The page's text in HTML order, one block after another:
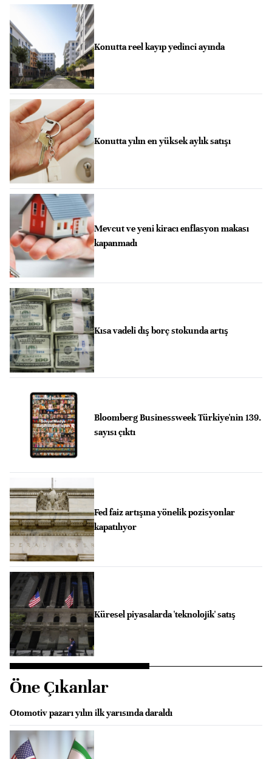
Konutta reel kayıp yedinci ayında
Konutta yılın en yüksek aylık satışı
Mevcut ve yeni kiracı enflasyon makası
kapanmadı
Kısa vadeli dış borç stokunda artış
Bloomberg Businessweek Türkiye'nin 139.
sayısı çıktı
Fed faiz artışına yönelik pozisyonlar
kapatılıyor
Küresel piyasalarda 'teknolojik' satış
Öne Çıkanlar
Otomotiv pazarı yılın ilk yarısında daraldı